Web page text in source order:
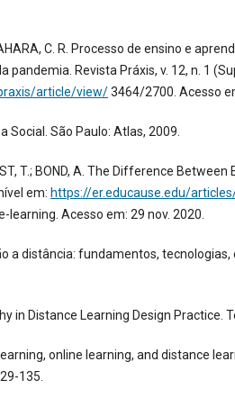
C. R. Processo de ensino e
Revista Práxis, v. 12, n. 1
article/view/3464/2700. Acesso
Social. São Paulo: Atlas, 2009.
T.; BOND, A. The Difference
em: https://er.educause.edu/
Acesso em: 29 nov. 2020.
a distância: fundamentos,
in Distance Learning Design Practice.
Learning, online learning, and distance
135.